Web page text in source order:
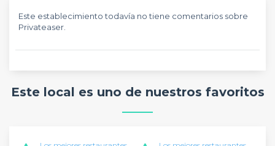
Este establecimiento todavía no tiene comentarios sobre
Privateaser.
Este local es uno de nuestros favoritos